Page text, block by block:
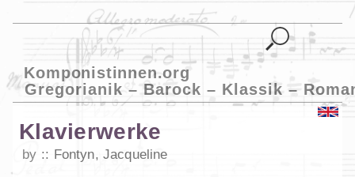
Komponistinnen.org
Gregorianik – Barock – Klassik –
Klavierwerke
by Fontyn, Jacqueline